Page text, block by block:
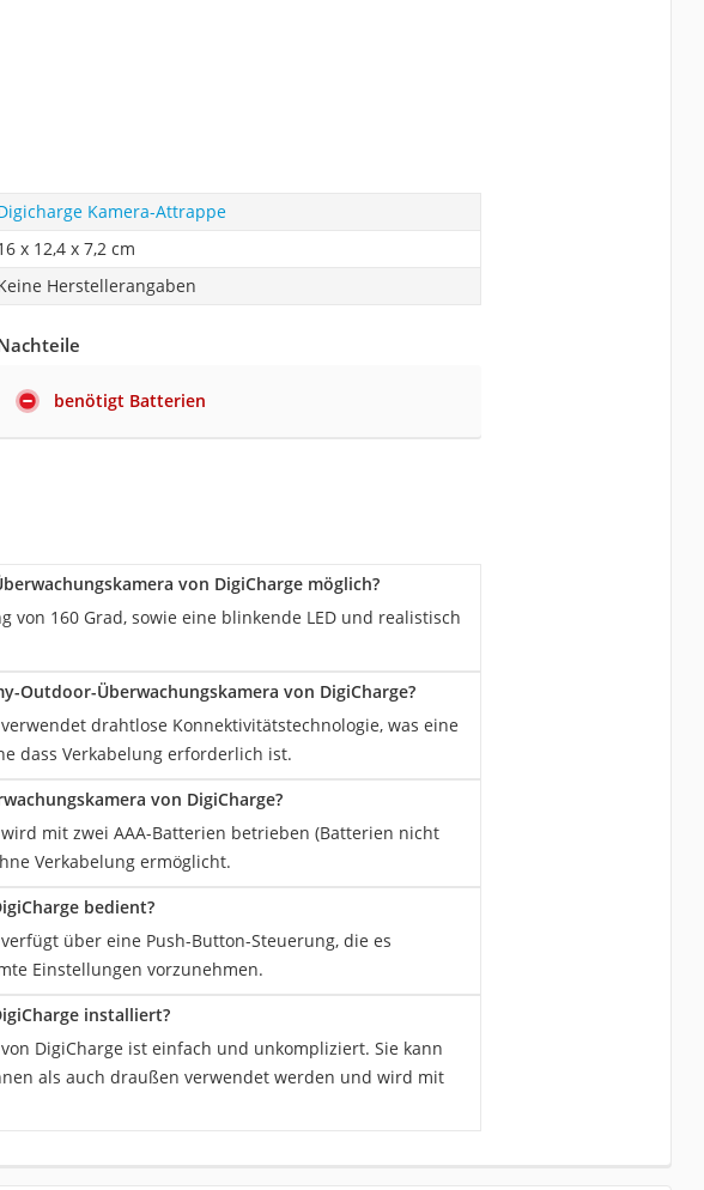
Kamera-Attrappe
x 12,4 x 7,2 cm
Herstellerangaben
benötigt Batterien
von DigiCharge möglich?
von 160 Grad, sowie eine blinkende LED und realistisch
Outdoor-Überwachungskamera von DigiCharge?
drahtlose Konnektivitätstechnologie, was eine
dass Verkabelung erforderlich ist.
von DigiCharge?
mit zwei AAA-Batterien betrieben (Batterien nicht
Verkabelung ermöglicht.
bedient?
über eine Push-Button-Steuerung, die es
Einstellungen vorzunehmen.
installiert?
DigiCharge ist einfach und unkompliziert. Sie kann
als auch draußen verwendet werden und wird mit